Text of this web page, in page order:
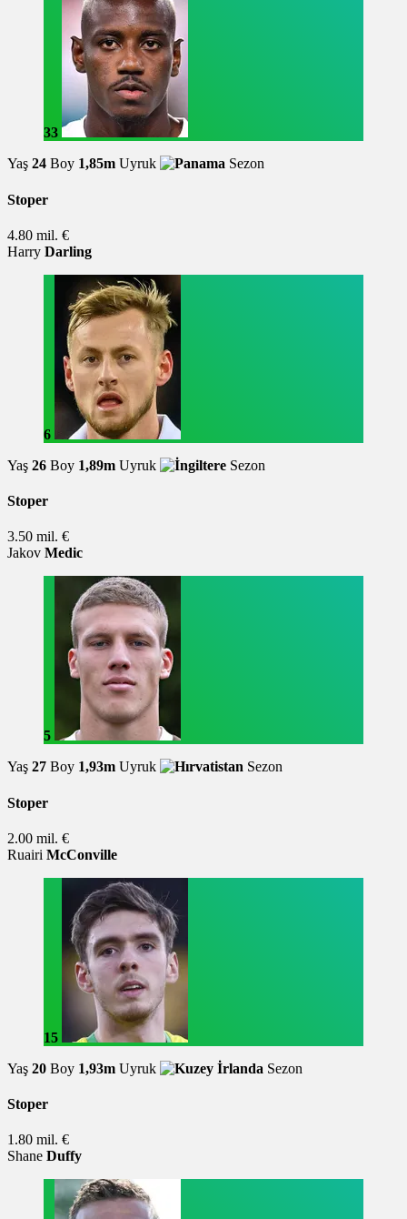
33
Yaş 24 Boy 1,85m Uyruk Sezon
Stoper
4.80 mil. €
Harry Darling
6
Yaş 26 Boy 1,89m Uyruk Sezon
Stoper
3.50 mil. €
Jakov Medic
5
Yaş 27 Boy 1,93m Uyruk Sezon
Stoper
2.00 mil. €
Ruairi McConville
15
Yaş 20 Boy 1,93m Uyruk Sezon
Stoper
1.80 mil. €
Shane Duffy